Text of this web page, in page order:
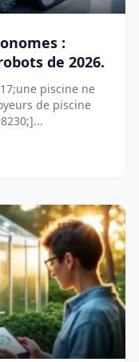
:
de 2026.
piscine ne
de piscine